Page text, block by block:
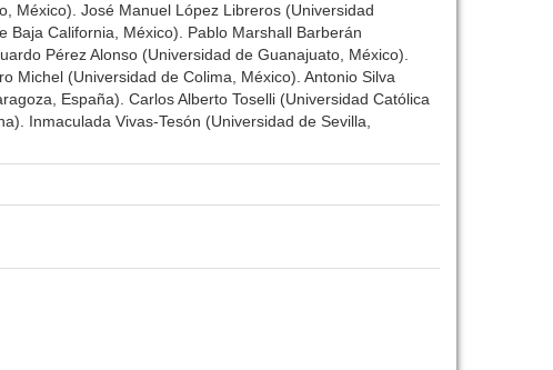
México). José Manuel López Libreros (Universidad
California, México). Pablo Marshall Barberán
Pérez Alonso (Universidad de Guanajuato, México).
Michel (Universidad de Colima, México). Antonio Silva
España). Carlos Alberto Toselli (Universidad Católica
Inmaculada Vivas-Tesón (Universidad de Sevilla,